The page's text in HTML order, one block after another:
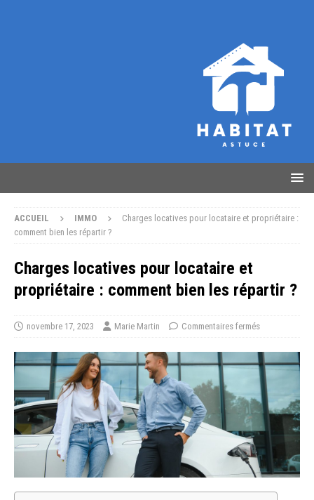
ACCUEIL IMMO
Charges locatives pour locataire et propriétaire :
comment bien les répartir ?
Charges locatives pour locataire et
propriétaire : comment bien les répartir ?
novembre 17, 2023 Marie Martin Commentaires fermés